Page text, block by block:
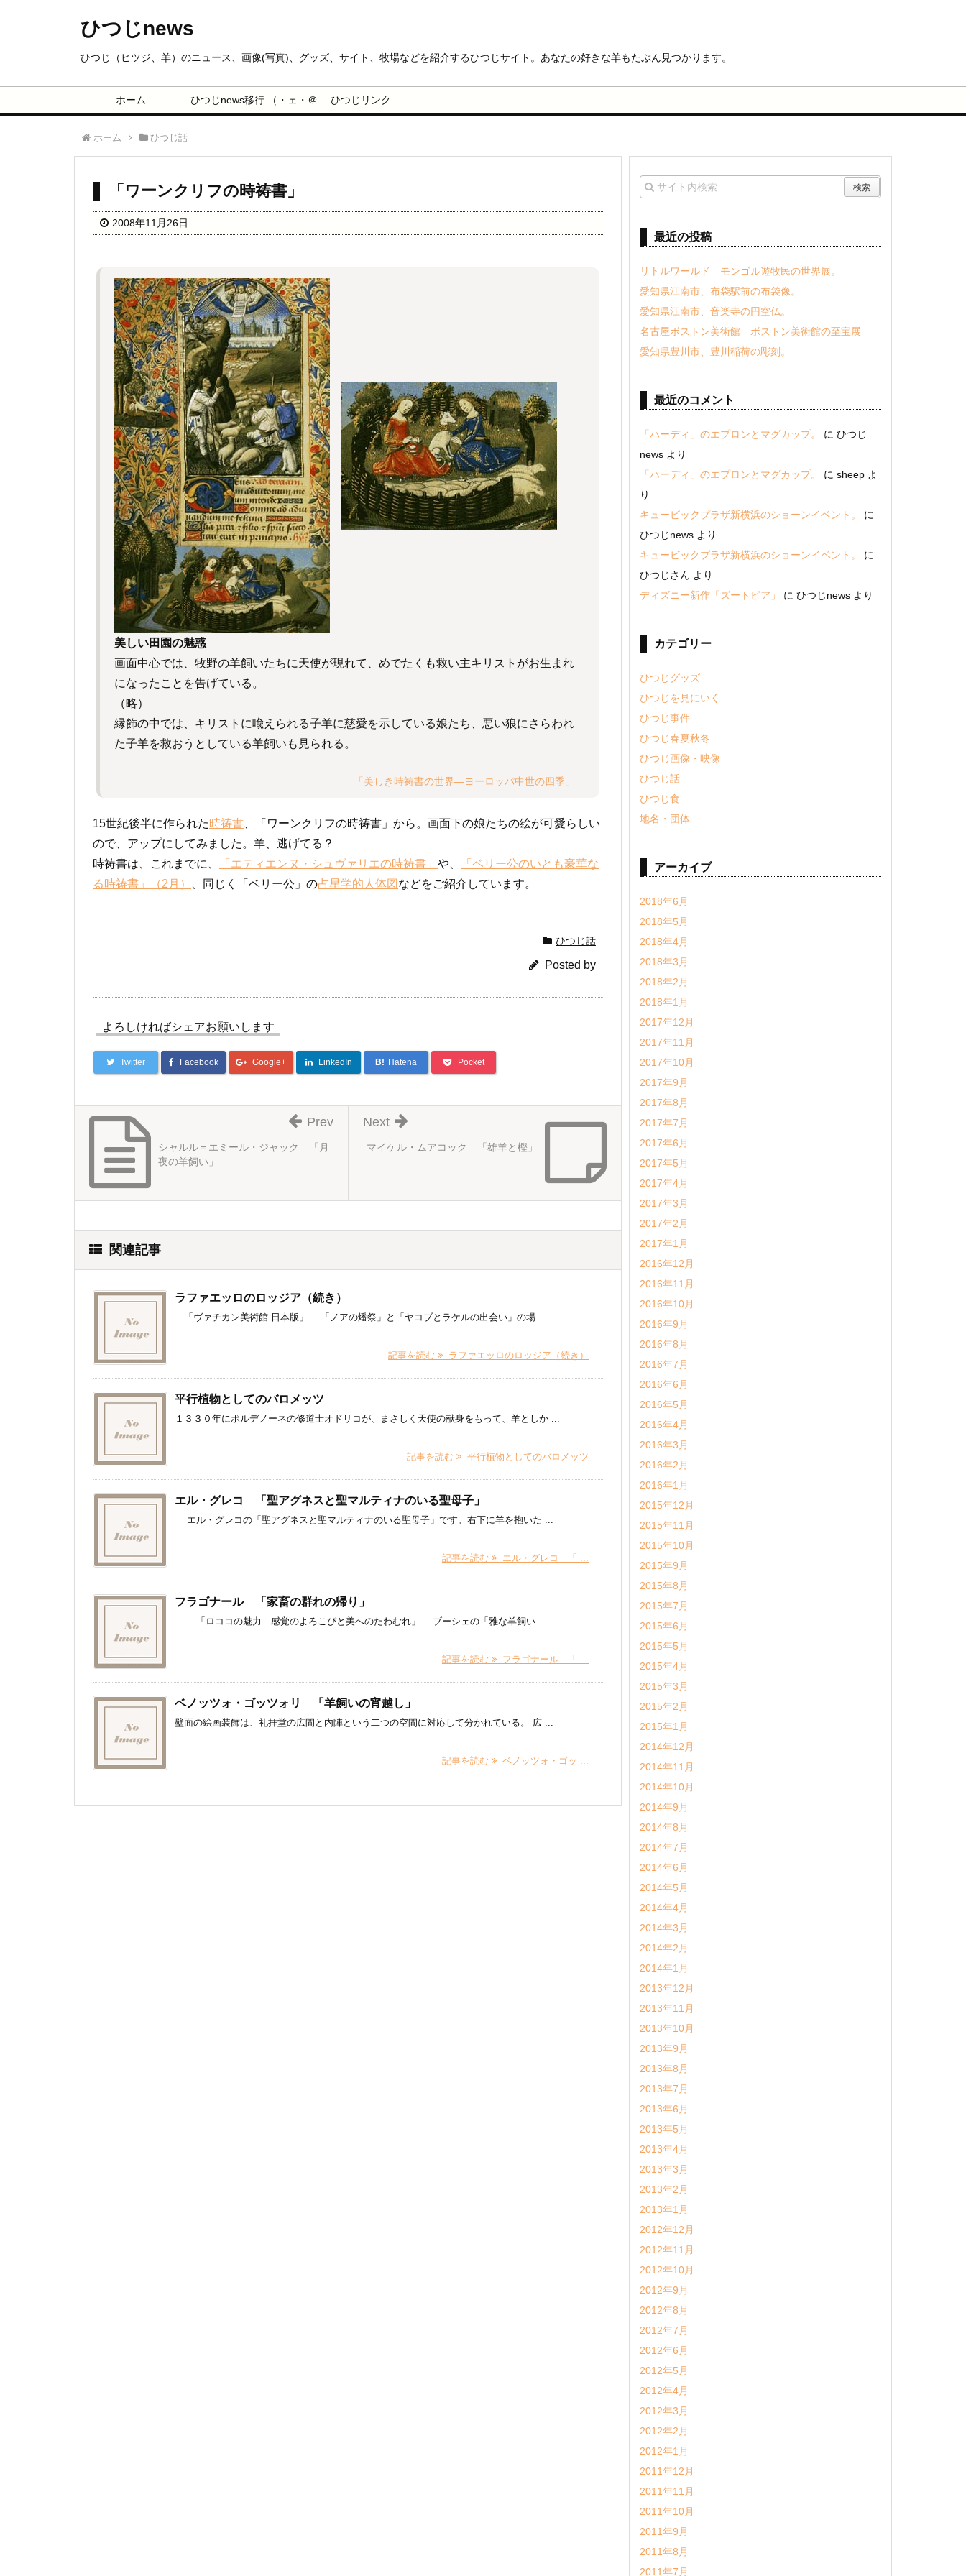
ひつじnews
ひつじ（ヒツジ、羊）のニュース、画像(写真)、グッズ、サイト、牧場などを紹介するひつじサイト。あなたの好きな羊もたぶん見つかります。
ホーム ひつじnews移行 （・ェ・＠ ひつじリンク
ホーム ひつじ話
「ワーンクリフの時祷書」
2008年11月26日
美しい田園の魅惑
画面中心では、牧野の羊飼いたちに天使が現れて、めでたくも救い主キリストがお生まれ
になったことを告げている。
（略）
縁飾の中では、キリストに喩えられる子羊に慈愛を示している娘たち、悪い狼にさらわれ
た子羊を救おうとしている羊飼いも見られる。
「美しき時祷書の世界―ヨーロッパ中世の四季」
15世紀後半に作られた時祷書 、「ワーンクリフの時祷書」から。画面下の娘たちの絵が可愛らしい
ので、アップにしてみました。羊、逃げてる？
時祷書は、これまでに、
「エティエンヌ・シュヴァリエの時祷書」 や、
「ベリー公のいとも豪華な
る時祷書」（2月）
、同じく「ベリー公」の占星学的人体図 などをご紹介しています。
ひつじ話
Posted by
よろしければシェアお願いします
Twitter Facebook Google+ LinkedIn B! Hatena Pocket
マイケル・ムアコック 「雄羊と樫」
Next
シャルル＝エミール・ジャック 「月
夜の羊飼い」
Prev
関連記事
ラファエッロのロッジア（続き）
「ヴァチカン美術館 日本版」 「ノアの燔祭」と「ヤコブとラケルの出会い」の場 ...
記事を読む ラファエッロのロッジア（続き）
平行植物としてのバロメッツ
１３３０年にポルデノーネの修道士オドリコが、まさしく天使の献身をもって、羊としか ...
記事を読む 平行植物としてのバロメッツ
エル・グレコ 「聖アグネスと聖マルティナのいる聖母子」
エル・グレコの「聖アグネスと聖マルティナのいる聖母子」です。右下に羊を抱いた ...
記事を読む エル・グレコ 「 ...
フラゴナール 「家畜の群れの帰り」
「ロココの魅力―感覚のよろこびと美へのたわむれ」 ブーシェの「雅な羊飼い ...
記事を読む フラゴナール 「 ...
ベノッツォ・ゴッツォリ 「羊飼いの宵越し」
壁面の絵画装飾は、礼拝堂の広間と内陣という二つの空間に対応して分かれている。 広 ...
記事を読む ベノッツォ・ゴッ ...
最近の投稿
リトルワールド モンゴル遊牧民の世界展。
愛知県江南市、布袋駅前の布袋像。
愛知県江南市、音楽寺の円空仏。
名古屋ボストン美術館 ボストン美術館の至宝展
愛知県豊川市、豊川稲荷の彫刻。
最近のコメント
「ハーディ」のエプロンとマグカップ。 に ひつじ
news より
「ハーディ」のエプロンとマグカップ。
に sheep よ
り
キュービックプラザ新横浜のショーンイベント。
に
ひつじnews より
キュービックプラザ新横浜のショーンイベント。
に
ひつじさん より
ディズニー新作「ズートピア」
に ひつじnews より
カテゴリー
ひつじグッズ
ひつじを見にいく
ひつじ事件
ひつじ春夏秋冬
ひつじ画像・映像
ひつじ話
ひつじ食
地名・団体
アーカイブ
2018年6月
2018年5月
2018年4月
2018年3月
2018年2月
2018年1月
2017年12月
2017年11月
2017年10月
2017年9月
2017年8月
2017年7月
2017年6月
2017年5月
2017年4月
2017年3月
2017年2月
2017年1月
2016年12月
2016年11月
2016年10月
2016年9月
2016年8月
2016年7月
2016年6月
2016年5月
2016年4月
2016年3月
2016年2月
2016年1月
2015年12月
2015年11月
2015年10月
2015年9月
2015年8月
2015年7月
2015年6月
2015年5月
2015年4月
2015年3月
2015年2月
2015年1月
2014年12月
2014年11月
2014年10月
2014年9月
2014年8月
2014年7月
2014年6月
2014年5月
2014年4月
2014年3月
2014年2月
2014年1月
2013年12月
2013年11月
2013年10月
2013年9月
2013年8月
2013年7月
2013年6月
2013年5月
2013年4月
2013年3月
2013年2月
2013年1月
2012年12月
2012年11月
2012年10月
2012年9月
2012年8月
2012年7月
2012年6月
2012年5月
2012年4月
2012年3月
2012年2月
2012年1月
2011年12月
2011年11月
2011年10月
2011年9月
2011年8月
2011年7月